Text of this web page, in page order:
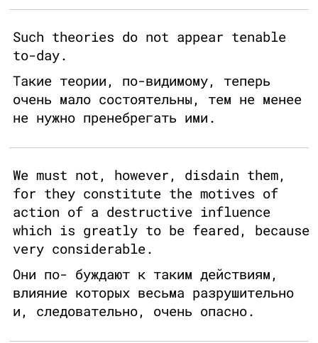
Such theories do not appear tenable
to-day.
Такие теории, по-видимому, теперь
очень мало состоятельны, тем не менее
не нужно пренебрегать ими.
We must not, however, disdain them,
for they constitute the motives of
action of a destructive influence
which is greatly to be feared, because
very considerable.
Они по- буждают к таким действиям,
влияние которых весьма разрушительно
и, следовательно, очень опасно.